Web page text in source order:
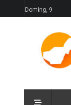
Doming, 9